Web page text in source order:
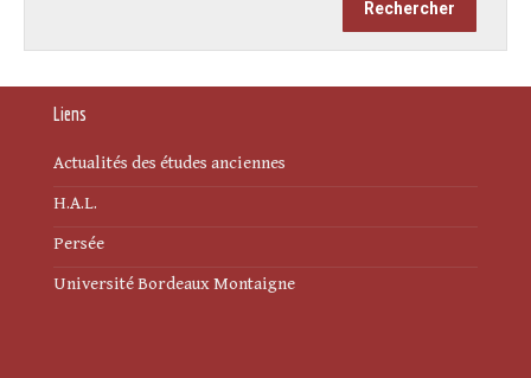
Liens
Actualités des études anciennes
H.A.L.
Persée
Université Bordeaux Montaigne